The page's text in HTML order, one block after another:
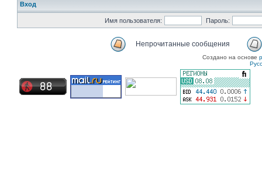
Вход
Имя пользователя: Пароль:
Непрочитанные сообщения
Создано на основе